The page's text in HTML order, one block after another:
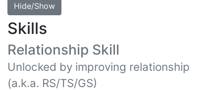
Hide/Show
Skills
Relationship Skill
Unlocked by improving relationship
(a.k.a. RS/TS/GS)